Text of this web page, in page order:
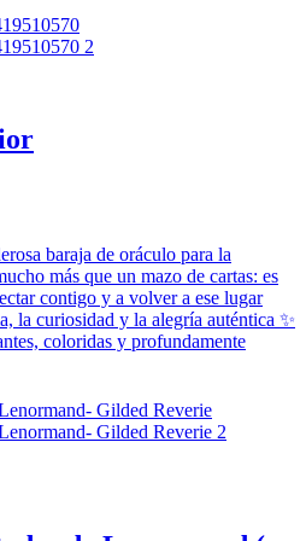
baraja de oráculo para la
más que un mazo de cartas: es
contigo y a volver a ese lugar
la curiosidad y la alegría auténtica ✨
coloridas y profundamente